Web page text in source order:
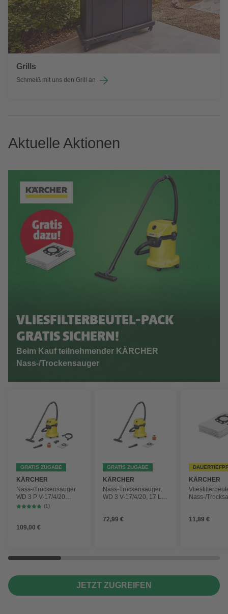
Grills
Schmeiß mit uns den Grill an
Aktuelle Aktionen
VLIESFILTERBEUTEL-PACK
GRATIS SICHERN!
Beim Kauf teilnehmender KÄRCHER
Nass-/Trockensauger
GRATIS ZUGABE
KÄRCHER
Nass-/Trockensauger
WD 3 P V-17/4/20
Workshop mit
(1)
109,00 €
GRATIS ZUGABE
KÄRCHER
Nass-Trockensauger,
WD 3 V-17/4/20, 17 L,
72,99 €
KÄRCHER
Nass-/
4 Stück
11,89 €
JETZT ZUGREIFEN